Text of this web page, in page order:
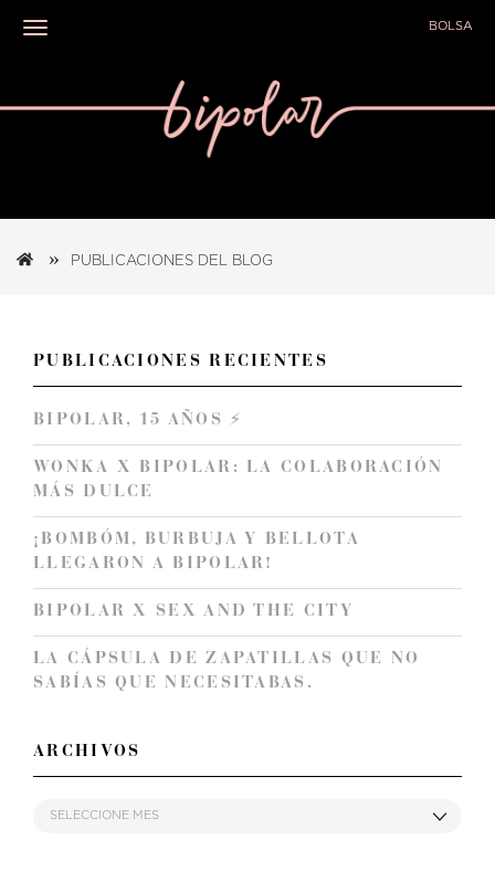
Toggle navigation BOLSA
PUBLICACIONES DEL BLOG
PUBLICACIONES RECIENTES
BIPOLAR, 15 AÑOS ⚡️
WONKA X BIPOLAR: LA COLABORACIÓN
MÁS DULCE
¡BOMBÓM, BURBUJA Y BELLOTA
LLEGARON A BIPOLAR!
BIPOLAR X SEX AND THE CITY
LA CÁPSULA DE ZAPATILLAS QUE NO
SABÍAS QUE NECESITABAS.
ARCHIVOS